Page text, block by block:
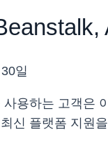
일
용하는 고객은
신 플랫폼 지원